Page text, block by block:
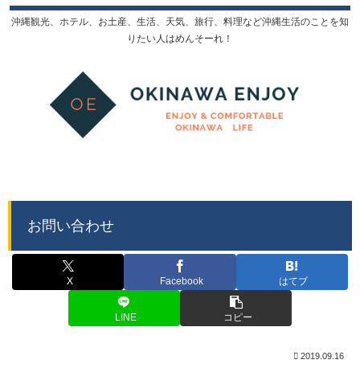
沖縄観光、ホテル、お土産、生活、天気、旅行、料理など沖縄生活のことを知
りたい人はめんそーれ！
お問い合わせ
X Facebook はてブ
LINE コピー
2019.09.16